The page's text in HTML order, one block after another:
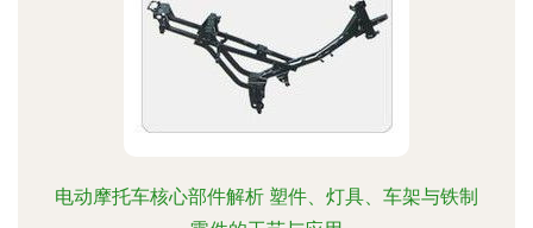
电动摩托车核心部件解析 塑件、灯具、车架与铁制